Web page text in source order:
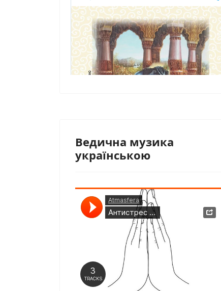
Ведична музика
українською